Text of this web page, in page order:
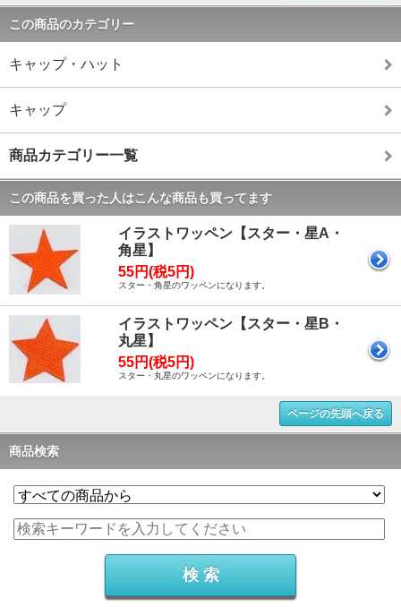
この商品のカテゴリー
キャップ・ハット
キャップ
商品カテゴリー一覧
この商品を買った人はこんな商品も買ってます
イラストワッペン【スター・星A・
角星】
55円(税5円)
スター・角星のワッペンになります。
イラストワッペン【スター・星B・
丸星】
55円(税5円)
スター・丸星のワッペンになります。
ページの先頭へ戻る
商品検索